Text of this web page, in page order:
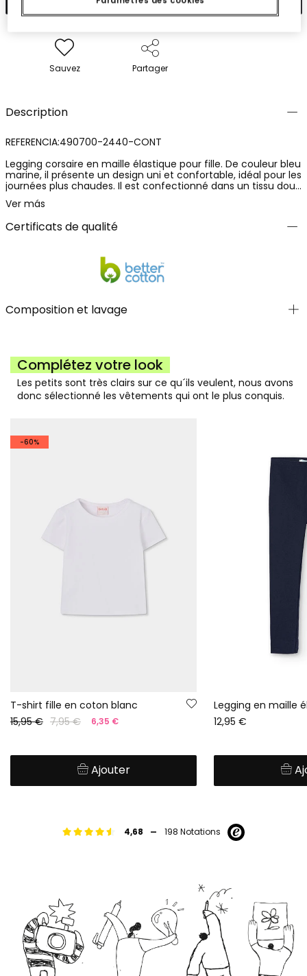
Sauvez Partager
Description
REFERENCIA:490700-2440-CONT
Legging corsaire en maille élastique pour fille. De couleur bleu
marine, il présente un design uni et confortable, idéal pour les
journées plus chaudes. Il est confectionné dans un tissu doux
et flexible, avec une composition de 92% coton et 8%
élasthanne, garantissant confort, élasticité et liberté de
mouvement. Une pièce pratique et polyvalente, parfaite pour
un usage quotidien et facile à associer avec différents styles.
Ver más
Certificats de qualité
Composition et lavage
Complétez votre look
Les petits sont très clairs sur ce qu´ils veulent, nous avons
donc sélectionné les vêtements qui ont le plus conquis.
-60%
T-shirt fille en coton blanc
15,95 € 7,95 € 6,35 €
Ajouter
12,95 €
4,68 - 198 Notations